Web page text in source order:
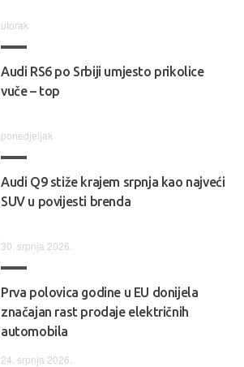
utorak
Audi RS6 po Srbiji umjesto prikolice
vuče – top
ponedjeljak
Audi Q9 stiže krajem srpnja kao najveći
SUV u povijesti brenda
30. srpnja 2026.
Prva polovica godine u EU donijela
značajan rast prodaje električnih
automobila
24. srpnja 2026.